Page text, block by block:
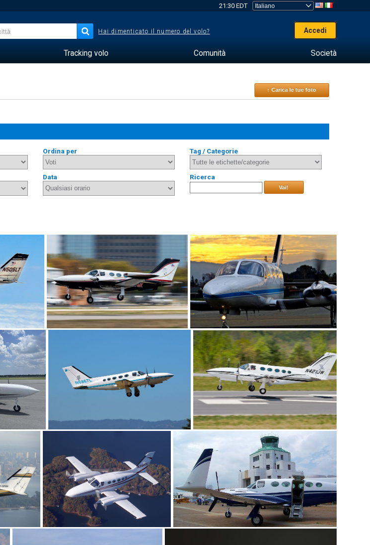
21:30 EDT
Hai dimenticato il numero del volo? Accedi
Tracking volo Comunità Società
↑ Carica le tue foto
Ordina per Tag / Categorie
Data Ricerca
Vai!